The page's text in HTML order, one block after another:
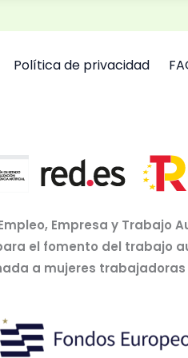
Política de privacidad
Empresa y
el fomento del trabajo
a mujeres